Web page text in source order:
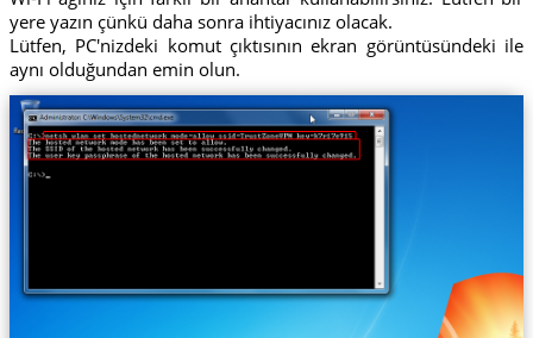
yere yazın çünkü daha sonra ihtiyacınız olacak.
Lütfen, PC'nizdeki komut çıktısının ekran görüntüsündeki ile
aynı olduğundan emin olun.